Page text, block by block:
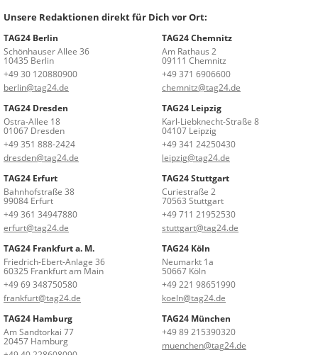
Unsere Redaktionen direkt für Dich vor Ort:
TAG24 Berlin
Schönhauser Allee 36
10435 Berlin
+49 30 120880900
berlin@tag24.de
TAG24 Chemnitz
Am Rathaus 2
09111 Chemnitz
+49 371 6906600
chemnitz@tag24.de
TAG24 Dresden
Ostra-Allee 18
01067 Dresden
+49 351 888-2424
dresden@tag24.de
TAG24 Leipzig
Karl-Liebknecht-Straße 8
04107 Leipzig
+49 341 24250430
leipzig@tag24.de
TAG24 Erfurt
Bahnhofstraße 38
99084 Erfurt
+49 361 34947880
erfurt@tag24.de
TAG24 Stuttgart
Curiestraße 2
70563 Stuttgart
+49 711 21952530
stuttgart@tag24.de
TAG24 Frankfurt a. M.
Friedrich-Ebert-Anlage 36
60325 Frankfurt am Main
+49 69 348750580
frankfurt@tag24.de
TAG24 Köln
Neumarkt 1a
50667 Köln
+49 221 98651990
koeln@tag24.de
TAG24 Hamburg
Am Sandtorkai 77
20457 Hamburg
TAG24 München
+49 89 215390320
muenchen@tag24.de